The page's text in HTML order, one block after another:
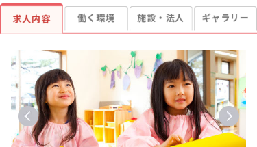
求人内容 働く環境 施設・法人 ギャラリー